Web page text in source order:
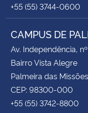
+55 (55) 3744-0600
CAMPUS DE
Av. Independência, nº
Bairro Vista Alegre
Palmeira das
CEP: 98300-000
+55 (55) 3742-8800